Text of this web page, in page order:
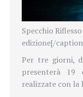
Specchio
edizione[/
Per tre giorni,
presenterà 19
realizzate con la